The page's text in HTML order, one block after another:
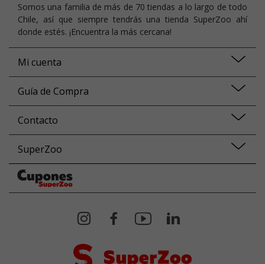
Somos una familia de más de 70 tiendas a lo largo de todo
Chile, así que siempre tendrás una tienda SuperZoo ahí
donde estés. ¡Encuentra la más cercana!
Mi cuenta
Guía de Compra
Contacto
SuperZoo